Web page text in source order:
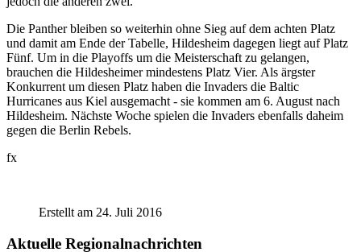
Die Panther bleiben so weiterhin ohne Sieg auf dem achten Platz
und damit am Ende der Tabelle, Hildesheim dagegen liegt auf Platz
Fünf. Um in die Playoffs um die Meisterschaft zu gelangen,
brauchen die Hildesheimer mindestens Platz Vier. Als ärgster
Konkurrent um diesen Platz haben die Invaders die Baltic
Hurricanes aus Kiel ausgemacht - sie kommen am 6. August nach
Hildesheim. Nächste Woche spielen die Invaders ebenfalls daheim
gegen die Berlin Rebels.
fx
Erstellt am 24. Juli 2016
Aktuelle Regionalnachrichten